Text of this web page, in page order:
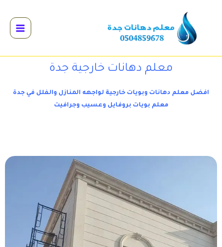
معلم دهانات خارجية جدة
افضل معلم دهانات وبويات خارجية لواجهه المنازل والفلل في جدة
معلم بويات بروفايل وعسيب وجرافيت